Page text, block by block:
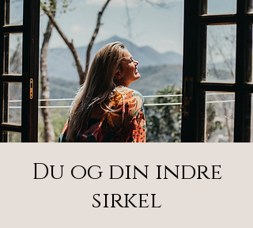
Du og din indre
sirkel